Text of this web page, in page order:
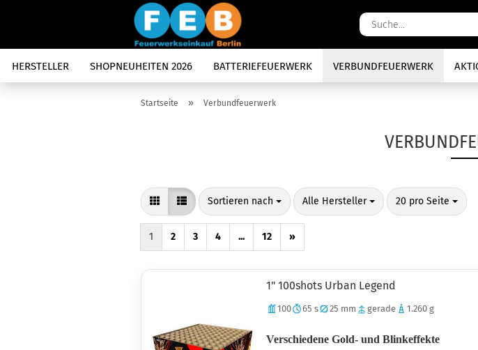
HERSTELLER SHOPNEUHEITEN 2026 BATTERIEFEUERWERK VERBUNDFEUERWERK
Startseite » Verbundfeuerwerk
Sortieren nach
Sortieren nach Alle Hersteller
pro Seite 20 pro Seite
pro Seite
1 2 3 4 ... 12 »
1" 100shots Urban Legend
100 65 s 25 mm gerade 1.260 g
Verschiedene Gold- und Blinkeffekte